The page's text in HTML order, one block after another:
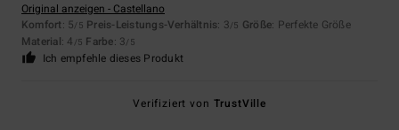
Original anzeigen - Castellano
Komfort: 5/5 Preis-Leistungs-Verhältnis: 3/5 Größe: Perfekte Größe
Material: 4 /5 Farbe: 3/5
Ich empfehle dieses Produkt
Verifiziert von TrustVille